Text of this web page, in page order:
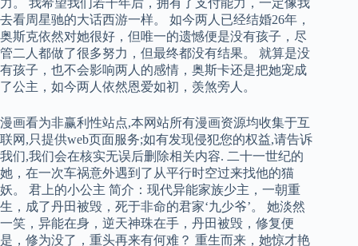
去看周星驰的大话西游一样。 如今两人已经结婚26年，
奥斯克依然对她很好，但唯一的遗憾便是没有孩子，尽
管二人都做了很多努力，但最终都没有结果。 就算是没
有孩子，也不会影响两人的感情，奥斯卡还是把她宠成
了公主，如今两人依然恩爱如初，羡煞旁人。
漫画看为非赢利性站点,本网站所有漫画资源均收集于互
联网,只提供web页面服务;如有发现侵犯您的权益,请告诉
我们,我们会在核实无误后删除相关内容. 二十一世纪的
她，在一次车祸意外遇到了从平行时空过来找他的猫
妖。 君上的小公主 简介：现代异能家族少主，一朝重
生，成了丹田被毁，死于非命的君家‘九少爷’。 她淡然
一笑，异能在身，逆天神珠在手，丹田被毁，修复便
是，修为没了，重头再来有何难？ 重生而来，她惊才艳